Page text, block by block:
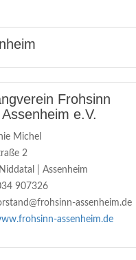
Frohsinn
e.V.
Michel
2
| Assenheim
907326
assenheim.de
assenheim.de